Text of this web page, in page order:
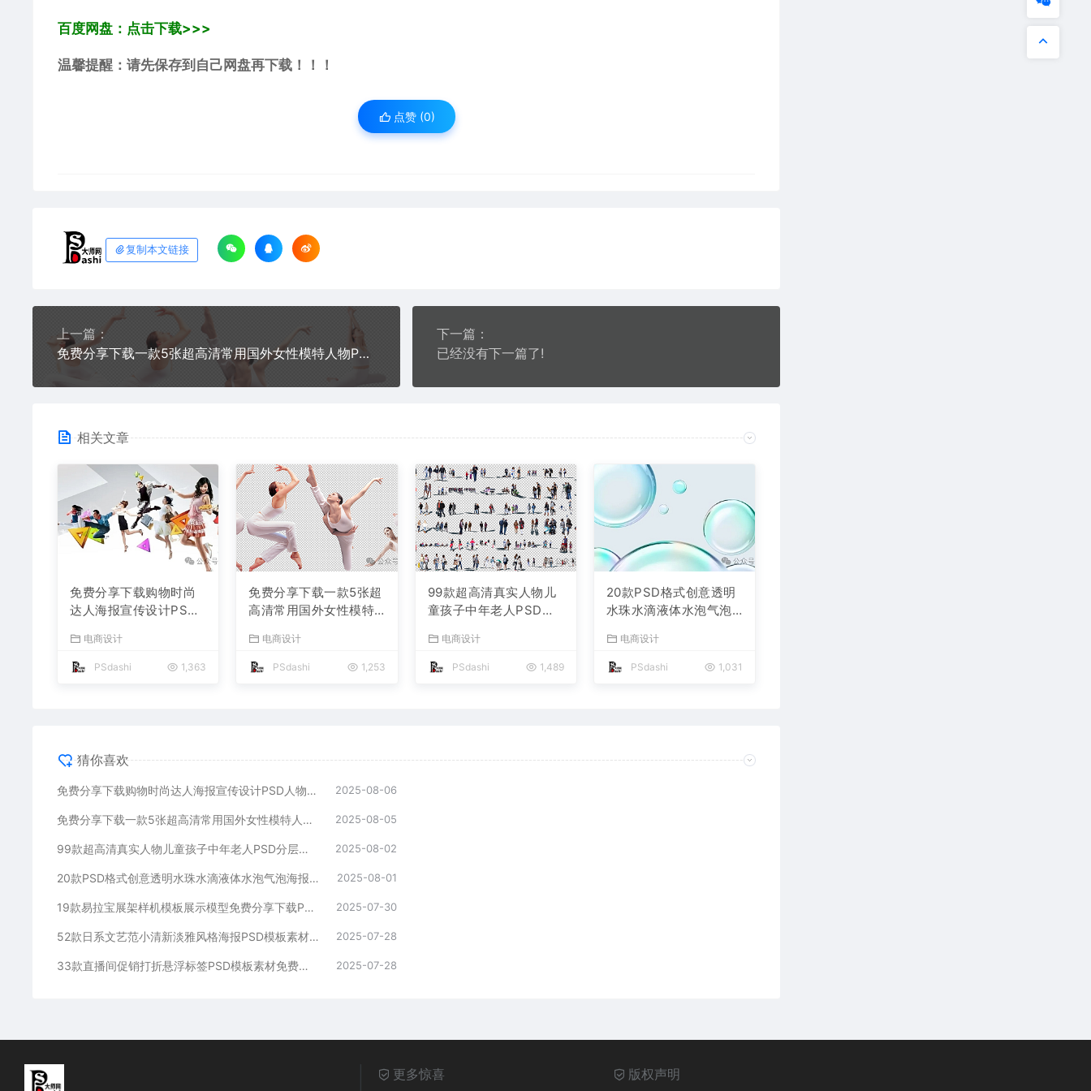
百度网盘：点击下载>>>
温馨提醒：请先保存到自己网盘再下载！！！
点赞 (0)
复制本文链接
上一篇：
免费分享下载一款5张超高清常用国外女性模特人物PSD素材源文件运动瑜伽电商详情页PS大师网站平面设计公司宣传海报模板图片美妆医美
下一篇：
已经没有下一篇了!
相关文章
免费分享下载购物时尚
达人海报宣传设计PSD
公司企业朋友圈广告运
动免抠图PS大师网可免
电商设计
PSdashi 1,363
免费分享下载一款5张超
高清常用国外女性模特
动瑜伽电商详情页PS大
师网站平面设计公司宣
电商设计
PSdashi 1,253
99款超高清真实人物儿
童孩子中年老人PSD分
大师网国外模特合集贴
图后期效果平面设计景
电商设计
PSdashi 1,489
20款PSD格式创意透明
水珠水滴液体水泡气泡
下载打包合集photosho
p电商设计师PS大师网
电商设计
PSdashi 1,031
猜你喜欢
免费分享下载购物时尚达人海报宣传设计PSD人物素材模板贴图后期公司企业朋友圈广告运动免抠图PS大师网可免费商用图片高清合集源文件 2025-08-06
免费分享下载一款5张超高清常用国外女性模特人物PSD素材源文件运动瑜伽电商详情页PS大师网站平面设计公司宣传海报模板图片美妆医美 2025-08-05
99款超高清真实人物儿童孩子中年老人PSD分层素材免费分享下载PS大师网国外模特合集贴图后期效果平面设计景观空间免抠亚洲分析鸟瞰 2025-08-02
20款PSD格式创意透明水珠水滴液体水泡气泡海报模板设计免费分享下载打包合集photoshop电商设计师PS大师网源文件高清图片 2025-08-01
19款易拉宝展架样机模板展示模型免费分享下载PSD格式源文件品牌VI设计包装招牌广告宣传导视画面灯箱素材图片高级制作X海报样式 2025-07-30
52款日系文艺范小清新淡雅风格海报PSD模板素材免费分享下载电商版平面设计作品集合封面高清图片底图杂志排版素雅简约春天极简效果图 2025-07-28
33款直播间促销打折悬浮标签PSD模板素材免费分享下载抖音快手短视频电商平台产品贴片平面设计源文件带货背景资源库包前景制作图片 2025-07-28
更多惊喜 版权声明